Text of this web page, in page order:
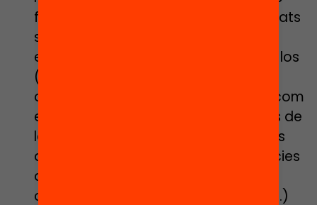
fortaleses complementàries. Els debats
són la forma més coneguda, però
existeixen moltes formes de pautar-los
(debats oberts, torns de paraules,
converses en moviment per l’espai com
el baròmetre de valors o el passadís de
la consciència, etc.) i molts materials
de suport per iniciar la reflexió (notícies
de diaris, obres de teatre, contes,
cançons de
o de rap, etc.)